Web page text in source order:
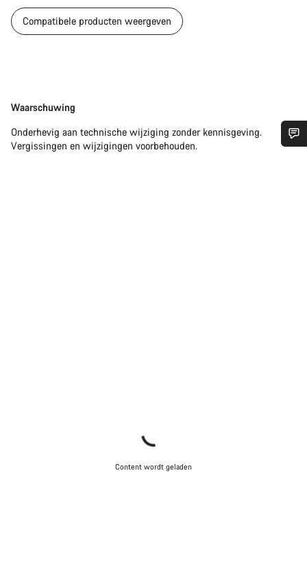
Compatibele producten weergeven
Disclaimer
Waarschuwing
Onderhevig aan technische wijziging zonder kennisgeving.
Vergissingen en wijzigingen voorbehouden.
Content wordt geladen